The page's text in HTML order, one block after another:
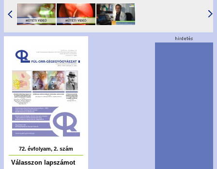
72. évfolyam, 2. szám
Válasszon lapszámot